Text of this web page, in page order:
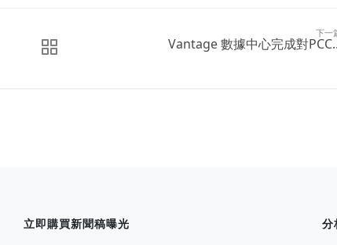
下一
Vantage 數據中心完成對
立即購買新聞稿曝光 分